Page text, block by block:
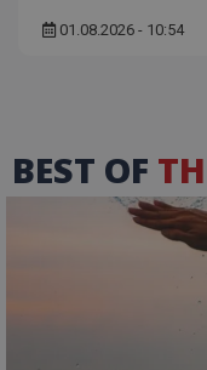
01.08.2026 - 10:54
BEST OF